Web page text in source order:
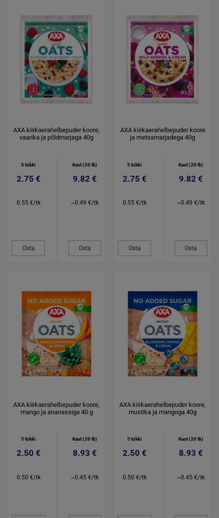
AXA kiirkaerahelbepuder koore,
vaarika ja põldmarjaga 40g
5 tükki
2.75 €
0.55 €/tk
Osta
Kast (20 tk)
9.82 €
~0.49 €/tk
Osta
AXA kiirkaerahelbepuder koore
ja metsamarjadega 40g
5 tükki
2.75 €
0.55 €/tk
Osta
Kast (20 tk)
9.82 €
~0.49 €/tk
Osta
AXA kiirkaerahelbepuder koore,
mango ja ananassiga 40 g
5 tükki
2.50 €
0.50 €/tk
Kast (20 tk)
8.93 €
~0.45 €/tk
AXA kiirkaerahelbepuder koore,
mustika ja mangoga 40g
5 tükki
2.50 €
0.50 €/tk
Kast (20 tk)
8.93 €
~0.45 €/tk